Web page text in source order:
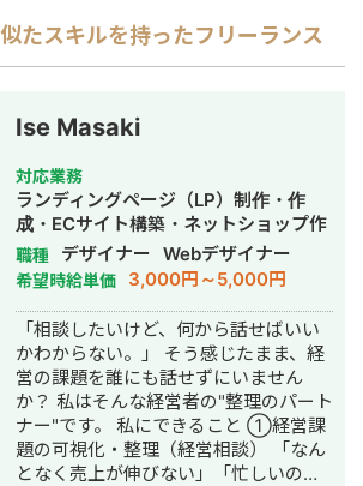
たスキルを持ったフリーランス
Ise Masaki
対応業務
ランディングページ（LP）制作・作
成・ECサイト構築・ネットショップ作
成代行・SEO対策・SNS運用代行・事
務代行・バナー制作・デザイン・ロゴ
デザイン・作成・動画制作・動画編
集・AI活用
職種 デザイナー Webデザイナー
希望時給単価 3,000円～5,000円
「相談したいけど、何から話せばいい
かわからない。」 そう感じたまま、経
営の課題を誰にも話せずにいません
か？ 私はそんな経営者の"整理のパート
ナー"です。 私にできること ①経営課
題の可視化・整理（経営相談） 「なん
となく売上が伸びない」「忙しいのに